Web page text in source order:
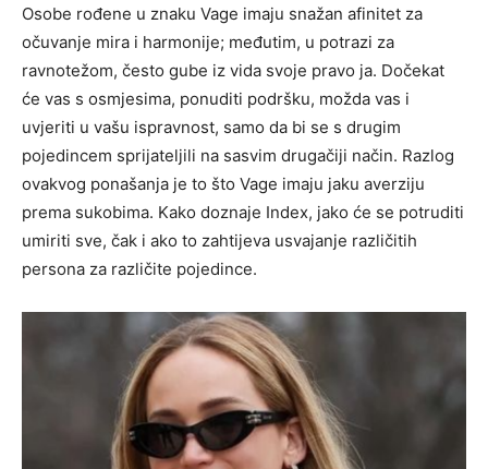
Osobe rođene u znaku Vage imaju snažan afinitet za
očuvanje mira i harmonije; međutim, u potrazi za
ravnotežom, često gube iz vida svoje pravo ja. Dočekat
će vas s osmjesima, ponuditi podršku, možda vas i
uvjeriti u vašu ispravnost, samo da bi se s drugim
pojedincem sprijateljili na sasvim drugačiji način. Razlog
ovakvog ponašanja je to što Vage imaju jaku averziju
prema sukobima. Kako doznaje Index, jako će se potruditi
umiriti sve, čak i ako to zahtijeva usvajanje različitih
persona za različite pojedince.